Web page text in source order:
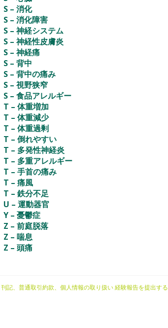
S – 消化
S – 消化障害
S – 神経システム
S – 神経性皮膚炎
S – 神経痛
S – 背中
S – 背中の痛み
S – 視野狭窄
S – 食品アレルギー
T – 体重増加
T – 体重減少
T – 体重過剰
T – 倒れやすい
T – 多発性神経炎
T – 多重アレルギー
T – 手首の痛み
T – 痛風
T – 鉄分不足
U – 運動器官
Y – 憂鬱症
Z – 前庭脱落
Z – 喘息
Z – 頭痛
刊記、普通取引約款、個人情報の取り扱い 経験報告を提出する